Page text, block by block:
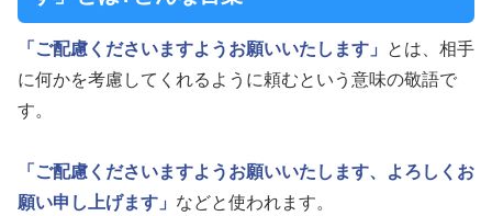
「ご配慮くださいますようお願いいたします」
とは、相手
に何かを考慮してくれるように頼むという意味の敬語で
す。
「ご配慮くださいますようお願いいたします、よろしくお
願い申し上げます」 などと使われます。